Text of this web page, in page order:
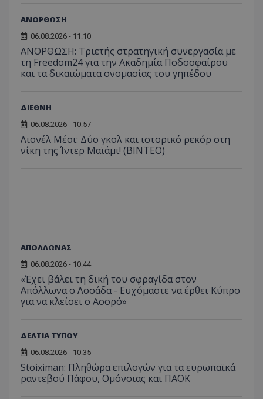
ΑΝΟΡΘΩΣΗ
06.08.2026 - 11:10
ΑΝΟΡΘΩΣΗ: Τριετής στρατηγική συνεργασία με
τη Freedom24 για την Ακαδημία Ποδοσφαίρου
και τα δικαιώματα ονομασίας του γηπέδου
ΔΙΕΘΝΗ
06.08.2026 - 10:57
Λιονέλ Μέσι: Δύο γκολ και ιστορικό ρεκόρ στη
νίκη της Ίντερ Μαϊάμι! (ΒΙΝΤΕΟ)
ΑΠΟΛΛΩΝΑΣ
06.08.2026 - 10:44
«Έχει βάλει τη δική του σφραγίδα στον
Απόλλωνα ο Λοσάδα - Ευχόμαστε να έρθει Κύπρο
για να κλείσει ο Ασορό»
ΔΕΛΤΙΑ ΤΥΠΟΥ
06.08.2026 - 10:35
Stoiximan: Πληθώρα επιλογών για τα ευρωπαϊκά
ραντεβού Πάφου, Ομόνοιας και ΠΑΟΚ